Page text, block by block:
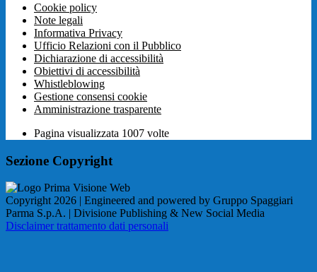
Cookie policy
Note legali
Informativa Privacy
Ufficio Relazioni con il Pubblico
Dichiarazione di accessibilità
Obiettivi di accessibilità
Whistleblowing
Gestione consensi cookie
Amministrazione trasparente
Pagina visualizzata 1007 volte
Sezione Copyright
Copyright 2026 | Engineered and powered by Gruppo Spaggiari
Parma S.p.A. | Divisione Publishing & New Social Media
Disclaimer trattamento dati personali